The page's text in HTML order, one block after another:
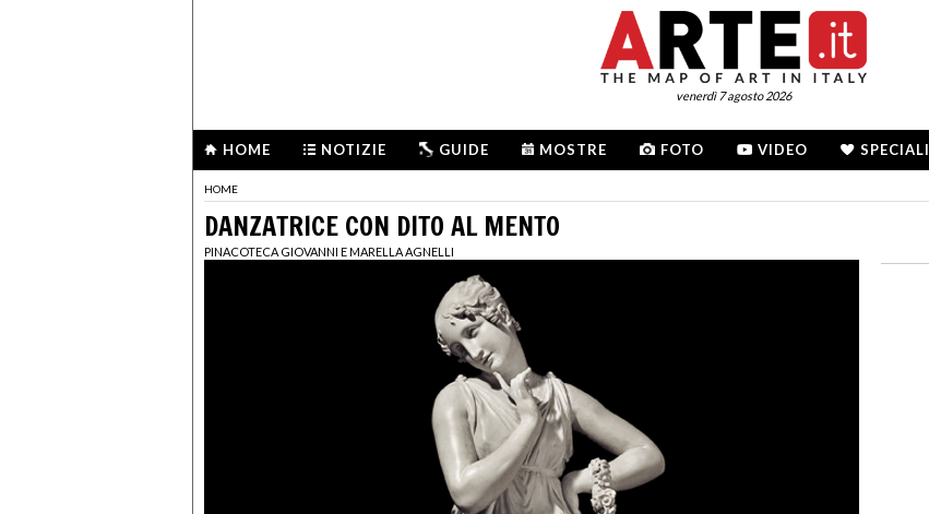
venerdì 7 agosto 2026
HOME NOTIZIE GUIDE MOSTRE FOTO VIDEO SPECIALI
HOME
DANZATRICE CON DITO AL MENTO
PINACOTECA GIOVANNI E MARELLA AGNELLI